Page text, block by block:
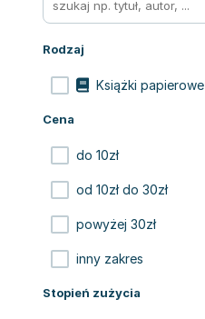
Rodzaj
Książki papierowe
Cena
do 10zł
od 10zł do 30zł
powyżej 30zł
inny zakres
Stopień zużycia